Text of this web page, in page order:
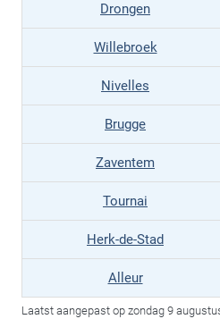
Drongen
Willebroek
Nivelles
Brugge
Zaventem
Tournai
Herk-de-Stad
Alleur
Laatst aangepast op zondag 9